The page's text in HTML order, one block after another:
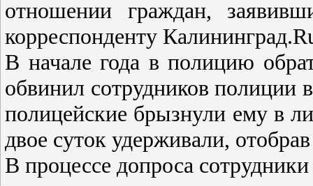
отношении граждан,
корреспонденту
В начале года в полицию
обвинил сотрудников
полицейские брызнули ему в
двое суток удерживали,
В процессе допроса